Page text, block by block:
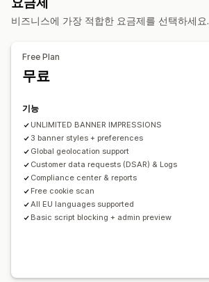
개인정보 보호 규정 준수
데이터 관리
규정
GDPR
접근성 도구
읽기 줄
비즈니스에 가장 적합한 요금제를 선택하세요.
Free Plan
무료
기능
UNLIMITED BANNER IMPRESSIONS
3 banner styles + preferences
Global geolocation support
Customer data requests (DSAR) & Logs
Compliance center & reports
Free cookie scan
All EU languages supported
Basic script blocking + admin preview